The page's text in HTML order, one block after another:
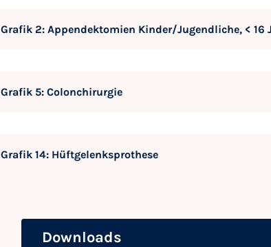
Grafik 2: Appendektomien Kinder/Jugendliche, < 16
Grafik 5: Colonchirurgie
Grafik 14: Hüftgelenksprothese
Downloads